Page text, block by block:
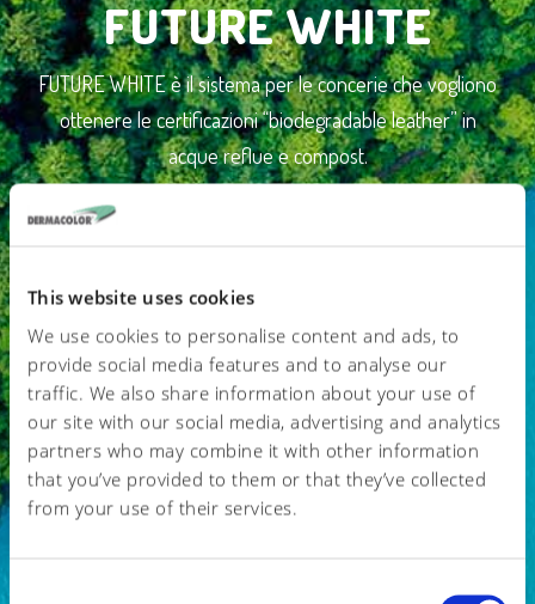
This website uses cookies
We use cookies to personalise content and ads, to
provide social media features and to analyse our
traffic. We also share information about your use of
our site with our social media, advertising and analytics
partners who may combine it with other information
that you’ve provided to them or that they’ve collected
from your use of their services.
FUTURE WHITE
FUTURE WHITE è il sistema per le concerie che vogliono
ottenere le certificazioni “biodegradable leather” in
acque reflue e compost.